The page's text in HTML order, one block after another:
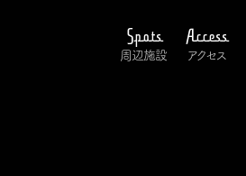
Spots
周辺施設
Access
アクセス